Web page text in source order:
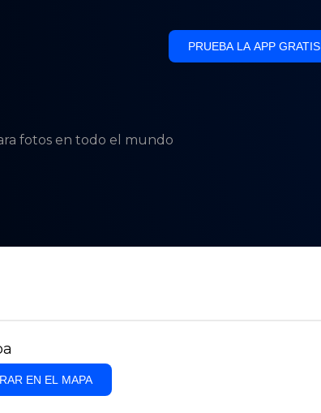
PRUEBA LA APP GRATIS
fotos en todo el mundo
EN EL MAPA